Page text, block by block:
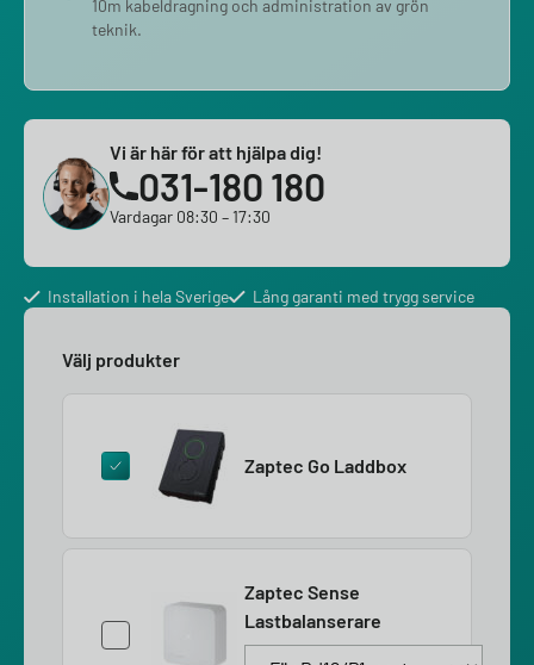
10m kabeldragning och administration av grön
teknik.
Vi är här för att hjälpa dig!
031-180 180
Vardagar 08:30 – 17:30
Installation i hela Sverige Lång garanti med trygg service
Välj produkter
Zaptec Go Laddbox
Zaptec Sense
Lastbalanserare